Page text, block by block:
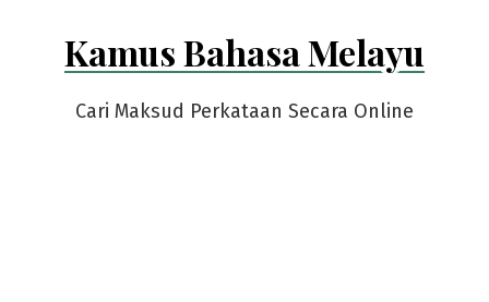
Kamus Bahasa Melayu
Cari Maksud Perkataan Secara Online